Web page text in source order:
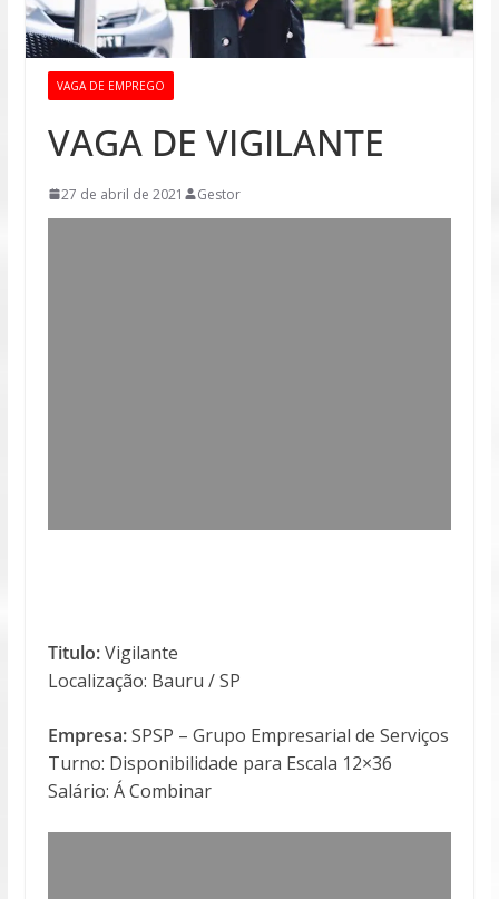
VAGA DE EMPREGO
VAGA DE VIGILANTE
27 de abril de 2021 Gestor
Titulo:Vigilante
Localização: Bauru / SP
Empresa:SPSP – Grupo Empresarial de Serviços
Turno: Disponibilidade para Escala 12×36
Salário: Á Combinar